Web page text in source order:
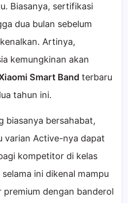
Biasanya, sertifikasi
dua bulan sebelum
Artinya,
kemungkinan akan
Smart Band terbaru
tahun ini.
biasanya bersahabat,
varian Active-nya dapat
kompetitor di kelas
ini dikenal mampu
dengan banderol